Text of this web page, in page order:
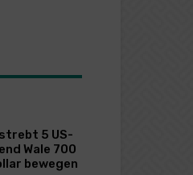
5 US-
Wale 700
bewegen